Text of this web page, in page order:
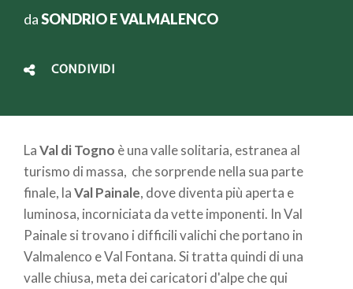
daSONDRIO E VALMALENCO
CONDIVIDI
LaVal di Togno è una valle solitaria, estranea al
turismo di massa, che sorprende nella sua parte
finale, laVal Painale, dove diventa più aperta e
luminosa, incorniciata da vette imponenti. In Val
Painale si trovano i difficili valichi che portano in
Valmalenco e Val Fontana. Si tratta quindi di una
valle chiusa, meta dei caricatori d'alpe che qui